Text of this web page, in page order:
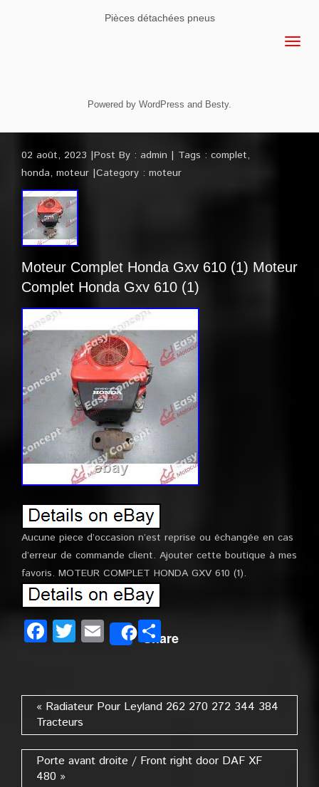
Pièces détachées pneus
Powered by WordPress and Besty.
02 août, 2023 Post By : admin Tags : complet,
honda, moteur Category : moteur
Moteur Complet Honda Gxv 610 (1) Moteur
Complet Honda Gxv 610 (1)
Aucune piece d’occasion n’est reprise ou échangée en cas
d’erreur de commande client. Ajouter cette boutique à mes
favoris. MOTEUR COMPLET HONDA GXV 610 (1).
Facebook
Twitter
EmailSharePartager
« Radiateur Pour Leyland 262 270 272 344 384
Tracteurs
Porte avant droite / Front right door DAF XF
480 »